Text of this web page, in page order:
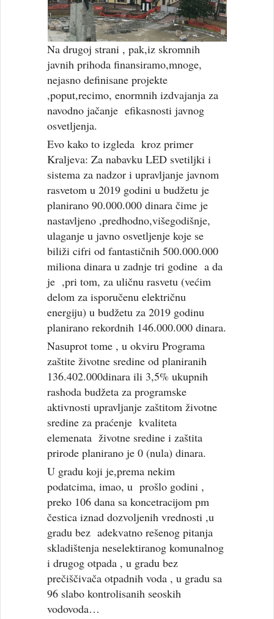
Na drugoj strani , pak,iz skromnih
javnih prihoda finansiramo,mnoge,
nejasno definisane projekte
,poput,recimo, enormnih izdvajanja za
navodno jačanje efikasnosti javnog
osvetljenja.
Evo kako to izgleda kroz primer
Kraljeva: Za nabavku LED svetiljki i
sistema za nadzor i upravljanje javnom
rasvetom u 2019 godini u budžetu je
planirano 90.000.000 dinara čime je
nastavljeno ,predhodno,višegodišnje,
ulaganje u javno osvetljenje koje se
biliži cifri od fantastičnih 500.000.000
miliona dinara u zadnje tri godine a da
je ,pri tom, za uličnu rasvetu (većim
delom za isporučenu električnu
energiju) u budžetu za 2019 godinu
planirano rekordnih 146.000.000 dinara.
Nasuprot tome , u okviru Programa
zaštite životne sredine od planiranih
136.402.000dinara ili 3,5% ukupnih
rashoda budžeta za programske
aktivnosti upravljanje zaštitom životne
sredine za praćenje kvaliteta
elemenata životne sredine i zaštita
prirode planirano je 0 (nula) dinara.
U gradu koji je,prema nekim
podatcima, imao, u prošlo godini ,
preko 106 dana sa koncetracijom pm
čestica iznad dozvoljenih vrednosti ,u
gradu bez adekvatno rešenog pitanja
skladištenja neselektiranog komunalnog
i drugog otpada , u gradu bez
prečiščivača otpadnih voda , u gradu sa
96 slabo kontrolisanih seoskih
vodovoda…